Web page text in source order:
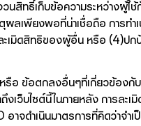
สิทธิ์เก็บข้อความระหว่างผู้ใช้
ลเพียงพอที่น่าเชื่อถือ การท
ละเมิดสิทธิของผู้อื่น หรือ
อ ข้อตกลงอื่นๆที่เกี่ยวข้องกับ
เว็บไซต์นี้ในภายหลัง การละเ
จดำเนินมาตรการที่คิดว่าจำเป็